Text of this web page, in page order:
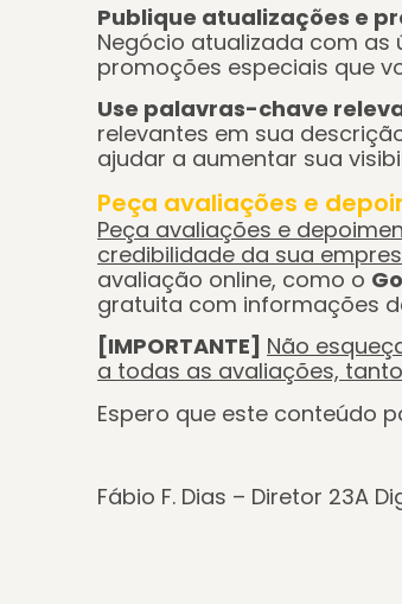
Publique atualizações e
Negócio atualizada com
promoções especiais que
Use palavras-chave
relevantes em sua
ajudar a aumentar sua
Peça avaliações e
Peça avaliações e
credibilidade da sua
avaliação online, como o
gratuita com informações
[IMPORTANTE] Não
a todas as avaliações,
Espero que este conteúdo
Fábio F. Dias – Diretor 23A